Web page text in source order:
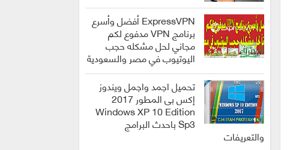
العاب
برامج
ExpressVPN أفضل وأسرع
برنامج VPN مدفوع لكم
مجاني لحل مشكله حجب
اليوتيوب في مصر والسعودية
انظمة
التشغيل
تحميل اجمد واجمل ويندوز
إكس بى المطور 2017
Windows XP 10 Edition
Sp3 باحدث البرامج
والتعريفات